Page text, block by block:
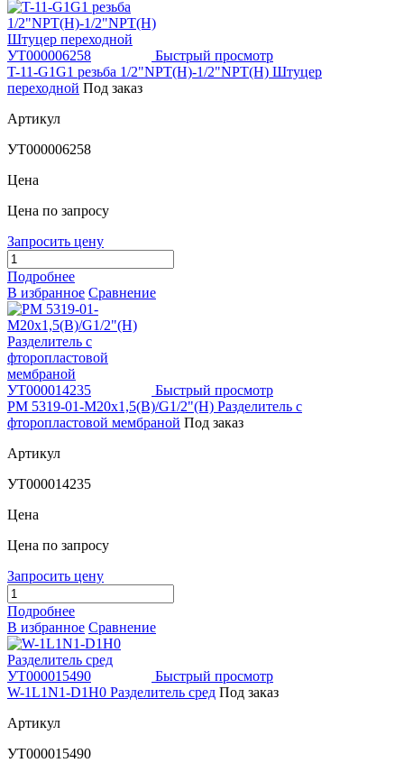
Быстрый просмотр
T-11-G1G1 резьба 1/2"NPT(Н)-1/2"NPT(Н) Штуцер
переходной Под заказ
Артикул
УТ000006258
Цена
Цена по запросу
Запросить цену
Подробнее
В избранное Сравнение
Быстрый просмотр
РМ 5319-01-М20х1,5(В)/G1/2"(Н) Разделитель с
фторопластовой мембраной Под заказ
Артикул
УТ000014235
Цена
Цена по запросу
Запросить цену
Подробнее
В избранное Сравнение
Быстрый просмотр
W-1L1N1-D1H0 Разделитель сред Под заказ
Артикул
УТ000015490